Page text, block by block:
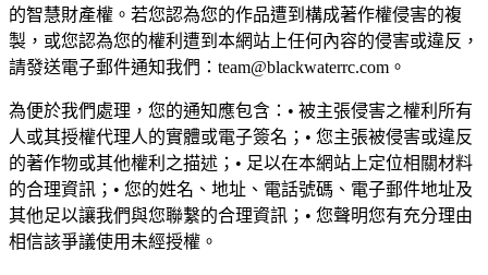
的智慧財產權。若您認為您的作品遭到構成著作權侵害的複
製，或您認為您的權利遭到本網站上任何內容的侵害或違反，
請發送電子郵件通知我們：team@blackwaterrc.com。
為便於我們處理，您的通知應包含：• 被主張侵害之權利所有
人或其授權代理人的實體或電子簽名；• 您主張被侵害或違反
的著作物或其他權利之描述；• 足以在本網站上定位相關材料
的合理資訊；• 您的姓名、地址、電話號碼、電子郵件地址及
其他足以讓我們與您聯繫的合理資訊；• 您聲明您有充分理由
相信該爭議使用未經授權。